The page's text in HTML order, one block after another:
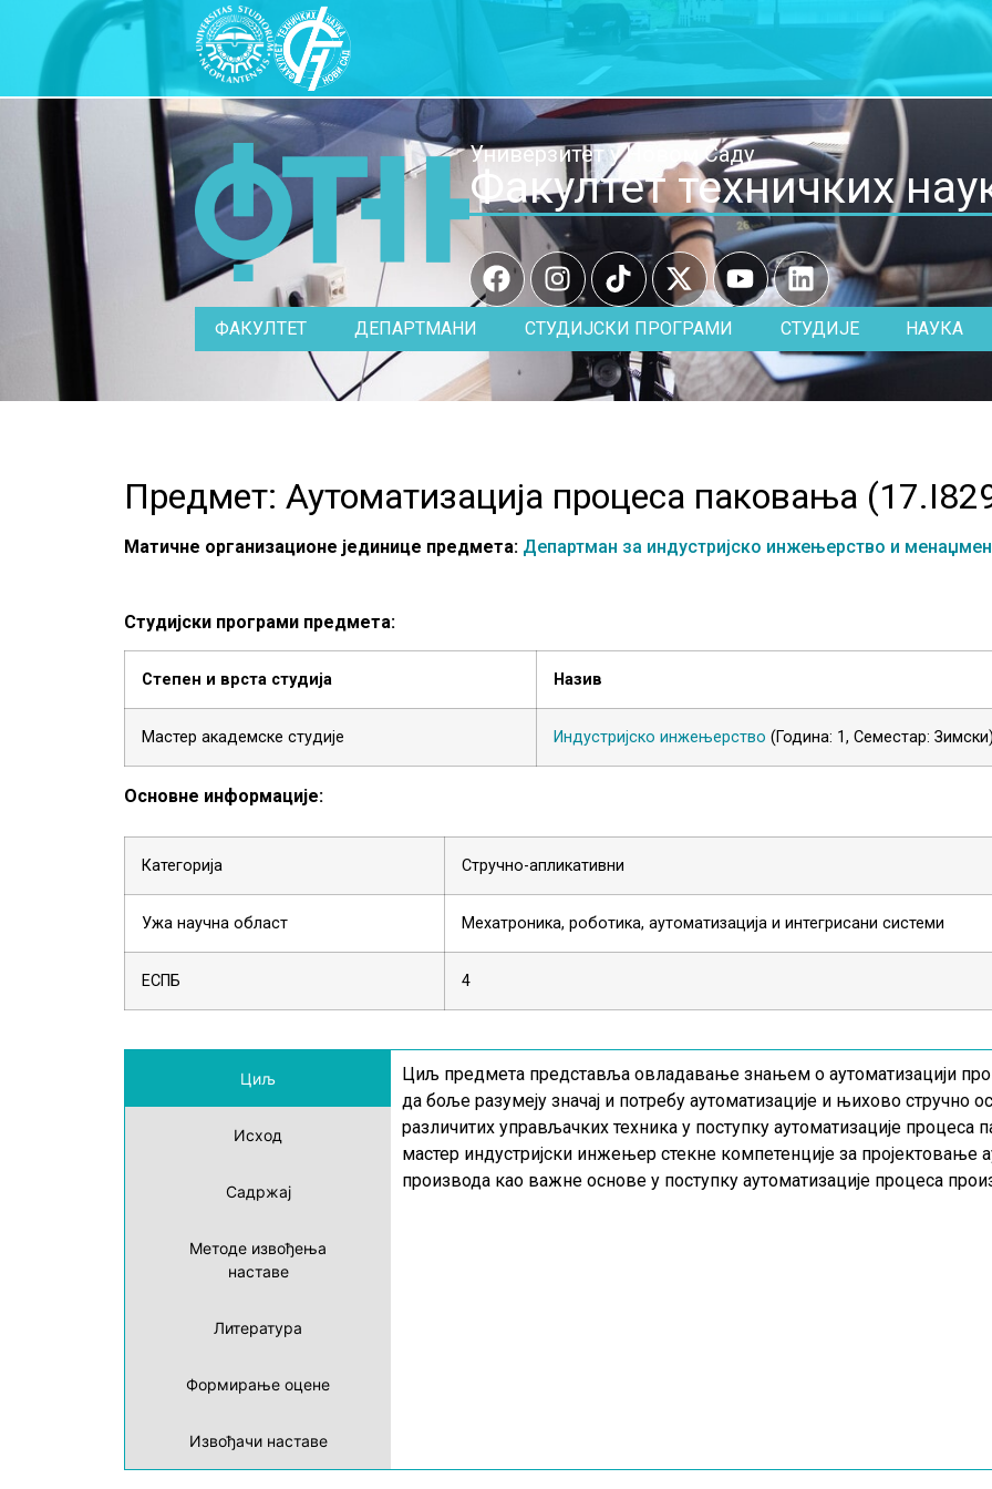
Универзитет у Новом Саду
Факултет техничких
ФАКУЛТЕТ ДЕПАРТМАНИ СТУДИЈСКИ ПРОГРАМИ СТУДИЈЕ НАУКА
Предмет: Аутоматизација процеса паковања (
Матичне организационе јединице предмета: Департман за индустријско инжењерство и
Студијски програми предмета:
Степен и врста студија Назив
Мастер академске студије Индустријско инжењерство (Година: 1, Семестар:
Основне информације:
Категорија Стручно-апликативни
Ужа научна област Мехатроника, роботика, аутоматизација и интегрисани системи
ЕСПБ 4
Циљ
Исход
Садржај
Методе извођења
наставе
Литература
Формирање оцене
Извођачи наставе
Циљ предмета представља овладавање знањем о аутоматизацији
да боље разумеју значај и потребу аутоматизације и њихово
различитих управљачких техника у поступку аутоматизације
мастер индустријски инжењер стекне компетенције за пројектовање
производа као важне основе у поступку аутоматизације процеса